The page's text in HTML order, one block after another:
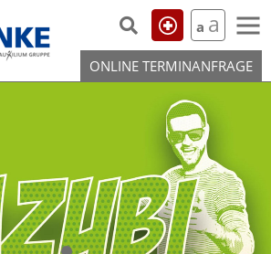
a a
ONLINE TERMINANFRAGE